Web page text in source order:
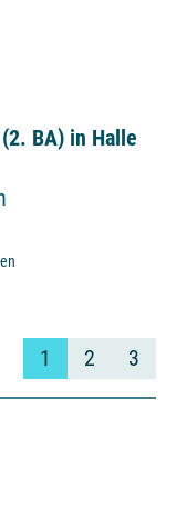
BA) in Halle
1 2 3